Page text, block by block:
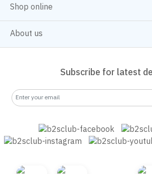
Shop online
About us
Subscribe for latest